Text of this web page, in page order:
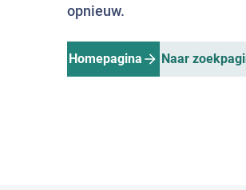
opnieuw.
Homepagina Naar